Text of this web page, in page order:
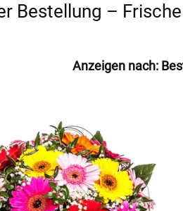
Bestellung –
Anzeigen nach: